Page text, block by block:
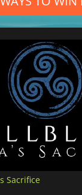
Sacrifice